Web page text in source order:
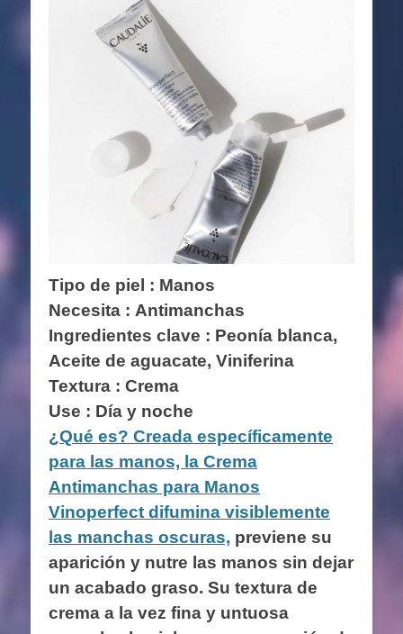
Tipo de piel : Manos
Necesita : Antimanchas
Ingredientes clave : Peonía blanca,
Aceite de aguacate, Viniferina
Textura : Crema
Use : Día y noche
¿Qué es? Creada específicamente
para las manos, la Crema
Antimanchas para Manos
Vinoperfect difumina visiblemente
las manchas oscuras, previene su
aparición y nutre las manos sin dejar
un acabado graso. Su textura de
crema a la vez fina y untuosa